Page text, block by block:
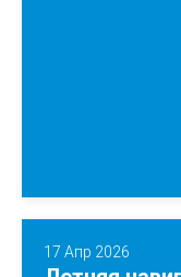
17 Апр 2026